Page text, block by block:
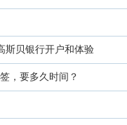
斯贝银行开户和体验
，要多久时间？